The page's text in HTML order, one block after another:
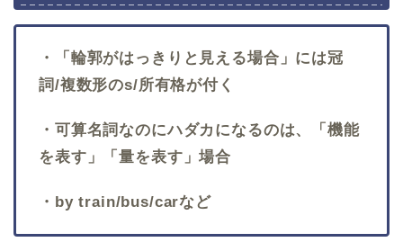
・「輪郭がはっきりと見える場合」には冠
詞/複数形のs/所有格が付く
・可算名詞なのにハダカになるのは、「機能
を表す」「量を表す」場合
・by train/bus/carなど